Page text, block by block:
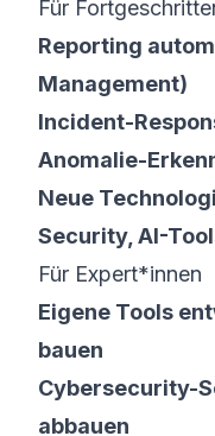
Für
Reporting
Management)
Incident-
Anomalie-
Neue
Security, AI-
Für Expert*innen
Eigene Tools
bauen
Cybersecurity-
abbauen